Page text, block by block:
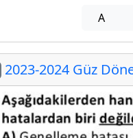
A
2023-2024 Güz